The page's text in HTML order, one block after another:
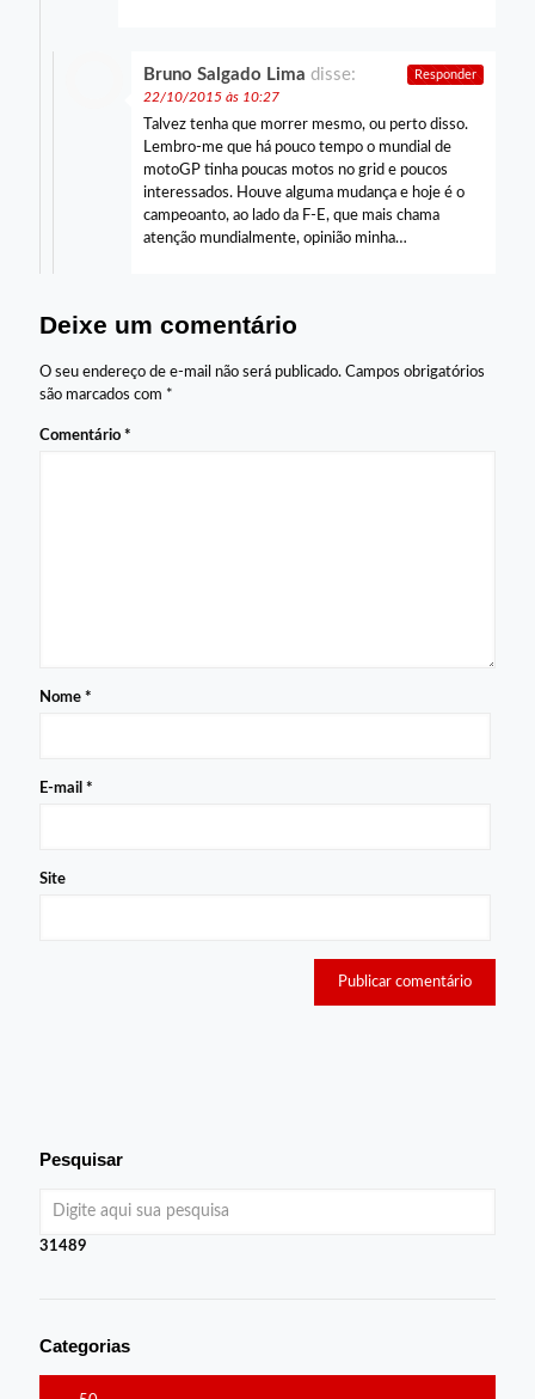
Bruno Salgado Lima disse:
22/10/2015 às 10:27
Talvez tenha que morrer mesmo, ou perto disso.
Lembro-me que há pouco tempo o mundial de
motoGP tinha poucas motos no grid e poucos
interessados. Houve alguma mudança e hoje é o
campeoanto, ao lado da F-E, que mais chama
atenção mundialmente, opinião minha…
Responder
Deixe um comentário
O seu endereço de e-mail não será publicado. Campos obrigatórios
são marcados com *
Comentário *
Nome *
E-mail *
Site
Pesquisar
31489
Categorias